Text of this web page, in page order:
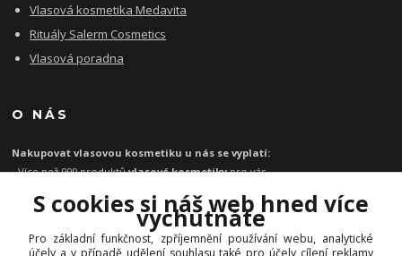
Vlasová kosmetika Medavita
Rituály Salerm Cosmetics
Vlasová poradna
O NÁS
Nakupovat vlasovou kosmetiku u nás se vyplatí:
- Více než 999 produktůvlasové kosmetikypro vás
- Garance originality profesionálnívlasové kosmetiky
- Při objednávce zboží nad 1199 Kč poštovné zdarma
Expresní doručeníkosmetiky na vlasy do 1 - 2 dnů
S cookies si náš web hned více
vychutnáte
Pro základní funkčnost, zpříjemnění používání webu, analytické
účely a v případě udělení souhlasu také pro účely cílení reklamy